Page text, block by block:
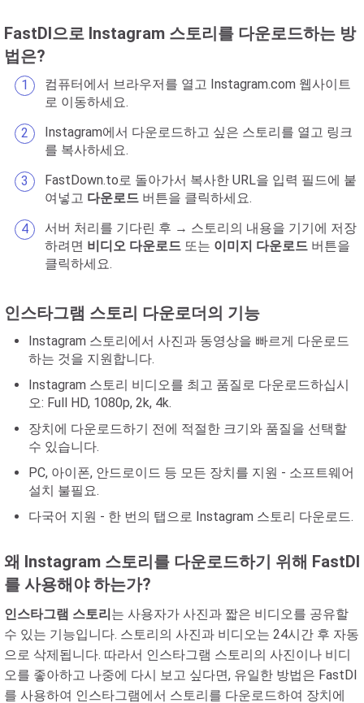
FastDl으로 Instagram 스토리를 다운로드하는 방
법은?
컴퓨터에서 브라우저를 열고 Instagram.com 웹사이트
로 이동하세요.
Instagram에서 다운로드하고 싶은 스토리를 열고 링크
를 복사하세요.
FastDown.to로 돌아가서 복사한 URL을 입력 필드에 붙
여넣고 다운로드 버튼을 클릭하세요.
서버 처리를 기다린 후 → 스토리의 내용을 기기에 저장
하려면 비디오 다운로드 또는 이미지 다운로드 버튼을
클릭하세요.
인스타그램 스토리 다운로더의 기능
Instagram 스토리에서 사진과 동영상을 빠르게 다운로드
하는 것을 지원합니다.
Instagram 스토리 비디오를 최고 품질로 다운로드하십시
오: Full HD, 1080p, 2k, 4k.
장치에 다운로드하기 전에 적절한 크기와 품질을 선택할
수 있습니다.
PC, 아이폰, 안드로이드 등 모든 장치를 지원 - 소프트웨어
설치 불필요.
다국어 지원 - 한 번의 탭으로 Instagram 스토리 다운로드.
왜 Instagram 스토리를 다운로드하기 위해 FastDl
를 사용해야 하는가?
인스타그램 스토리는 사용자가 사진과 짧은 비디오를 공유할
수 있는 기능입니다. 스토리의 사진과 비디오는 24시간 후 자동
으로 삭제됩니다. 따라서 인스타그램 스토리의 사진이나 비디
오를 좋아하고 나중에 다시 보고 싶다면, 유일한 방법은 FastDl
를 사용하여 인스타그램에서 스토리를 다운로드하여 장치에